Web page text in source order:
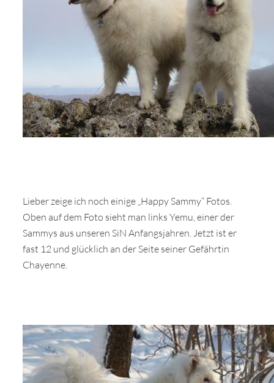
Lieber zeige ich noch einige „Happy Sammy“ Fotos.
Oben auf dem Foto sieht man links Yemu, einer der
Sammys aus unseren SiN Anfangsjahren. Jetzt ist er
fast 12 und glücklich an der Seite seiner Gefährtin
Chayenne.